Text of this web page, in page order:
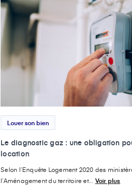
Louer son bien
Le diagnostic gaz : une obligation
location
Selon l’Enquête Logement 2020 des
l’Aménagement du territoire et... Voir plus